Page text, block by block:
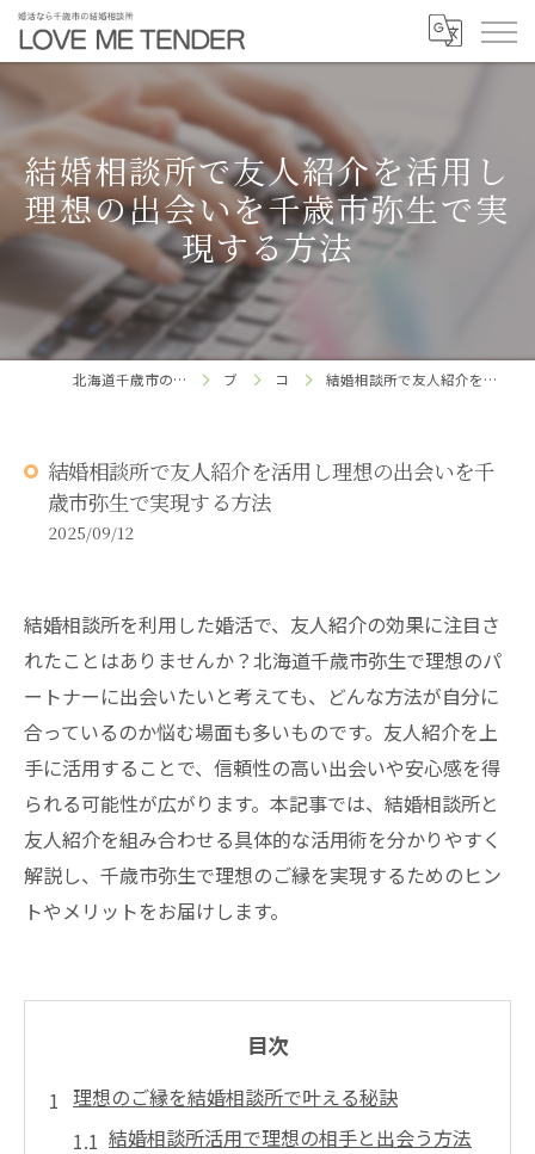
結婚相談所で友人紹介を活用し
理想の出会いを千歳市弥生で実
現する方法
北海道千歳市の結婚相談所ならLOVE ME TENDER ブログ コラム 結婚相談所で友人紹介を活用し理想の出会いを千歳市弥生で実現する方法
結婚相談所で友人紹介を活用し理想の出会いを千
歳市弥生で実現する方法
2025/09/12
結婚相談所を利用した婚活で、友人紹介の効果に注目さ
れたことはありませんか？北海道千歳市弥生で理想のパ
ートナーに出会いたいと考えても、どんな方法が自分に
合っているのか悩む場面も多いものです。友人紹介を上
手に活用することで、信頼性の高い出会いや安心感を得
られる可能性が広がります。本記事では、結婚相談所と
友人紹介を組み合わせる具体的な活用術を分かりやすく
解説し、千歳市弥生で理想のご縁を実現するためのヒン
トやメリットをお届けします。
目次
理想のご縁を結婚相談所で叶える秘訣
結婚相談所活用で理想の相手と出会う方法